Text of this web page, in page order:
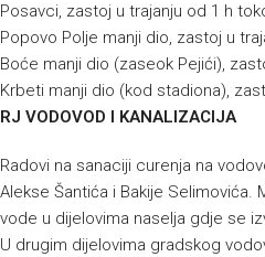
Posavci, zastoj u trajanju od 1 h
Popovo Polje manji dio, zastoj u
Boće manji dio (zaseok Pejići),
Krbeti manji dio (kod stadiona),
RJ VODOVOD I KANALIZACIJA
Radovi na sanaciji curenja na
Alekse Šantića i Bakije Selimovića.
vode u dijelovima naselja gdje se
U drugim dijelovima gradskog